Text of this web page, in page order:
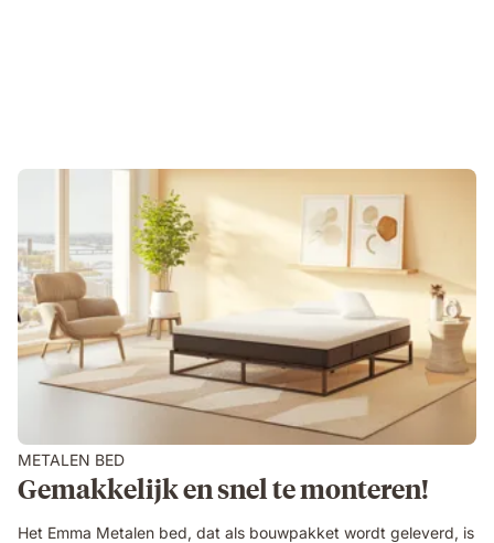
METALEN BED
Gemakkelijk en snel te monteren!
Het Emma Metalen bed, dat als bouwpakket wordt geleverd, is